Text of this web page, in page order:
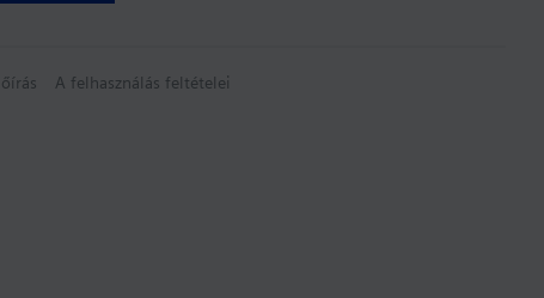
A felhasználás feltételei